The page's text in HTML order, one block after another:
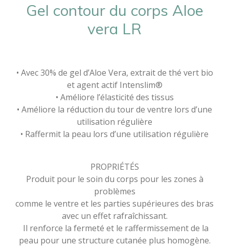
Gel contour du corps Aloe
vera LR
• Avec 30% de gel d’Aloe Vera, extrait de thé vert bio
et agent actif Intenslim®
• Améliore l’élasticité des tissus
• Améliore la réduction du tour de ventre lors d’une
utilisation régulière
• Raffermit la peau lors d’une utilisation régulière
PROPRIÉTÉS
Produit pour le soin du corps pour les zones à
problèmes
comme le ventre et les parties supérieures des bras
avec un effet rafraîchissant.
Il renforce la fermeté et le raffermissement de la
peau pour une structure cutanée plus homogène.